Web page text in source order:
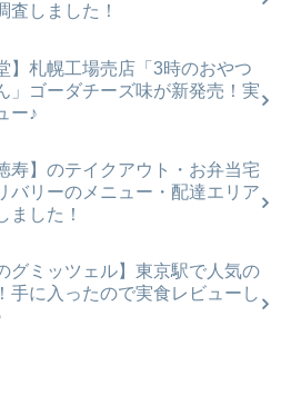
査しました！
】札幌工場売店「3時のおやつ
」ゴーダチーズ味が新発売！実
ー♪
寿】のテイクアウト・お弁当宅
バリーのメニュー・配達エリア
ました！
グミッツェル】東京駅で人気の
手に入ったので実食レビューし